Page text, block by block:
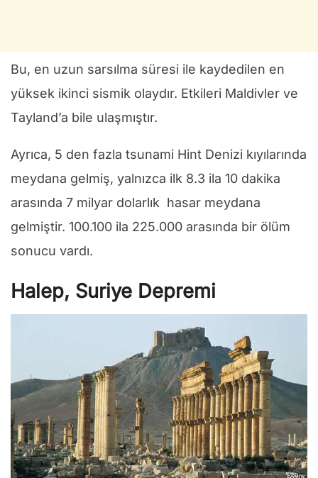
Bu, en uzun sarsılma süresi ile kaydedilen en
yüksek ikinci sismik olaydır. Etkileri Maldivler ve
Tayland’a bile ulaşmıştır.
Ayrıca, 5 den fazla tsunami Hint Denizi kıyılarında
meydana gelmiş, yalnızca ilk 8.3 ila 10 dakika
arasında 7 milyar dolarlık hasar meydana
gelmiştir. 100.100 ila 225.000 arasında bir ölüm
sonucu vardı.
Halep, Suriye Depremi